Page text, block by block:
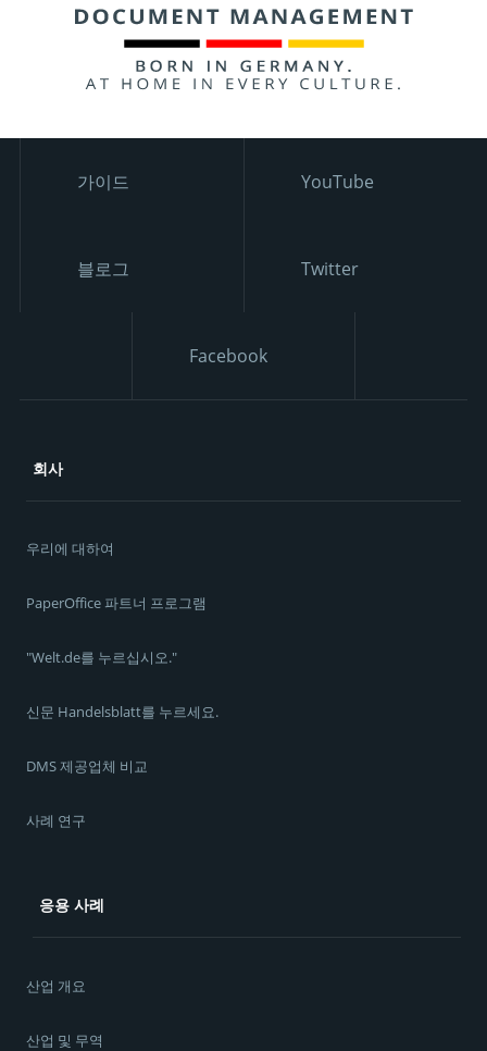
가이드 YouTube
블로그 Twitter
Facebook
회사
우리에 대하여
PaperOffice 파트너 프로그램
"Welt.de를 누르십시오."
신문 Handelsblatt를 누르세요.
DMS 제공업체 비교
사례 연구
응용 사례
산업 개요
산업 및 무역